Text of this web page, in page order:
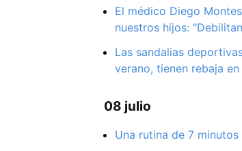
El médico Diego
nuestros hijos:
Las sandalias
verano, tienen rebaja
08 julio
Una rutina de 7